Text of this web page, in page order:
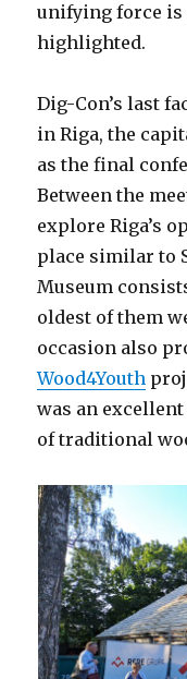
unifying force
highlighted.
Dig-Con’s last
in Riga, the
as the final
Between the
explore Riga’s
place similar to
Museum
oldest of them
occasion also
Wood4Youth
was an
of traditional